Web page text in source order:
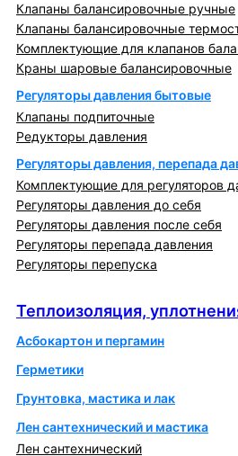
Клапаны балансировочные ручные
Клапаны балансировочные
Комплектующие для клапанов
Краны шаровые балансировочные
Регуляторы давления бытовые
Клапаны подпиточные
Редукторы давления
Регуляторы давления, перепада
Комплектующие для регуляторов
Регуляторы давления до себя
Регуляторы давления после себя
Регуляторы перепада давления
Регуляторы перепуска
Теплоизоляция,
Асбокартон и пергамин
Герметики
Грунтовка, мастика и лак
Лен сантехнический и мастика
Лен сантехнический